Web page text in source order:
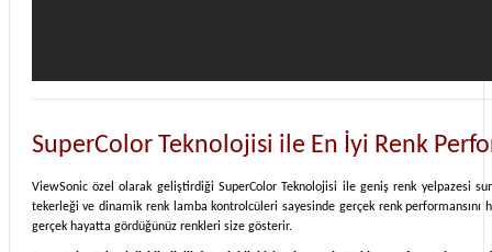
SuperColor Teknolojisi ile En İyi Renk
ViewSonic özel olarak geliştirdiği SuperColor Teknolojisi ile geniş renk yelpazesi
tekerleği ve dinamik renk lamba kontrolcüleri sayesinde gerçek renk
gerçek hayatta gördüğünüz renkleri size gösterir.